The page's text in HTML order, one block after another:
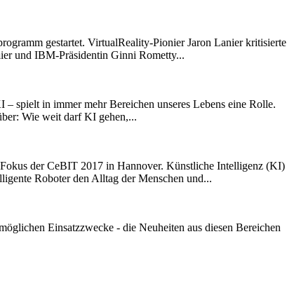
gestartet. VirtualReality-Pionier Jaron Lanier kritisierte
und IBM-Präsidentin Ginni Rometty...
spielt in immer mehr Bereichen unseres Lebens eine Rolle.
Wie weit darf KI gehen,...
der CeBIT 2017 in Hannover. Künstliche Intelligenz (KI)
Roboter den Alltag der Menschen und...
Einsatzzwecke - die Neuheiten aus diesen Bereichen